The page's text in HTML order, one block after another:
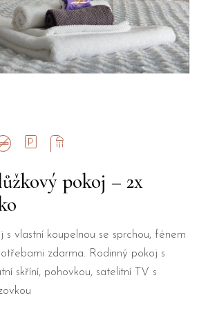
pokoj – 2x
s vlastní koupelnou se sprchou, fénem
zdarma. Rodinný pokoj s
skříní, pohovkou, satelitní TV s